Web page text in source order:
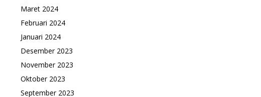
Maret 2024
Februari 2024
Januari 2024
Desember 2023
November 2023
Oktober 2023
September 2023